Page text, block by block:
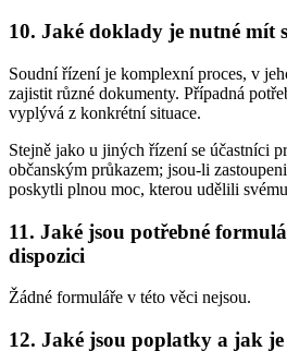
10. Jaké doklady je nutné mít
Soudní řízení je komplexní proces, v
zajistit různé dokumenty. Případná
vyplývá z konkrétní situace.
Stejně jako u jiných řízení se účastníci
občanským průkazem; jsou-li
poskytli plnou moc, kterou udělili
11. Jaké jsou potřebné
dispozici
Žádné formuláře v této věci nejsou.
12. Jaké jsou poplatky a jak